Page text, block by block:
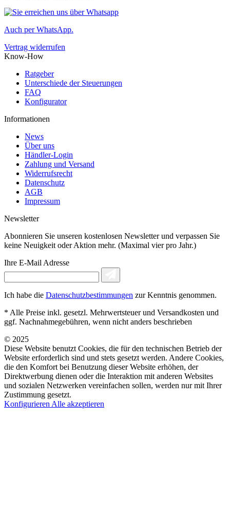
Auch per WhatsApp.
Vertrag widerrufen
Know-How
Ratgeber
Unterschiede der Steuerungen
FAQ
Konfigurator
Informationen
News
Über uns
Händler-Login
Zahlung und Versand
Widerrufsrecht
Datenschutz
AGB
Impressum
Newsletter
Abonnieren Sie unseren kostenlosen Newsletter und verpassen Sie
keine Neuigkeit oder Aktion mehr. (Maximal vier pro Jahr.)
Ihre E-Mail Adresse
Ich habe die Datenschutzbestimmungen zur Kenntnis genommen.
* Alle Preise inkl. gesetzl. Mehrwertsteuer und Versandkosten und
ggf. Nachnahmegebühren, wenn nicht anders beschrieben
© 2025
Diese Website benutzt Cookies, die für den technischen Betrieb der
Website erforderlich sind und stets gesetzt werden. Andere Cookies,
die den Komfort bei Benutzung dieser Website erhöhen, der
Direktwerbung dienen oder die Interaktion mit anderen Websites
und sozialen Netzwerken vereinfachen sollen, werden nur mit Ihrer
Zustimmung gesetzt.
Konfigurieren Alle akzeptieren